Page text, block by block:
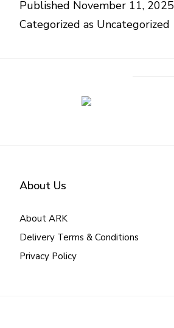
Published November 11, 2025
Categorized as Uncategorized
About Us
About ARK
Delivery Terms & Conditions
Privacy Policy